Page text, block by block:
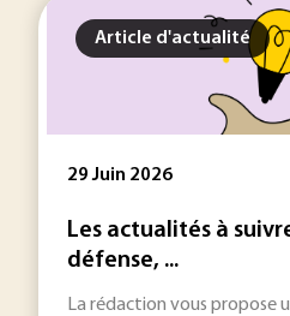
Article d'actualité
29 Juin 2026
Les actualités à
défense, ...
La rédaction vous propose